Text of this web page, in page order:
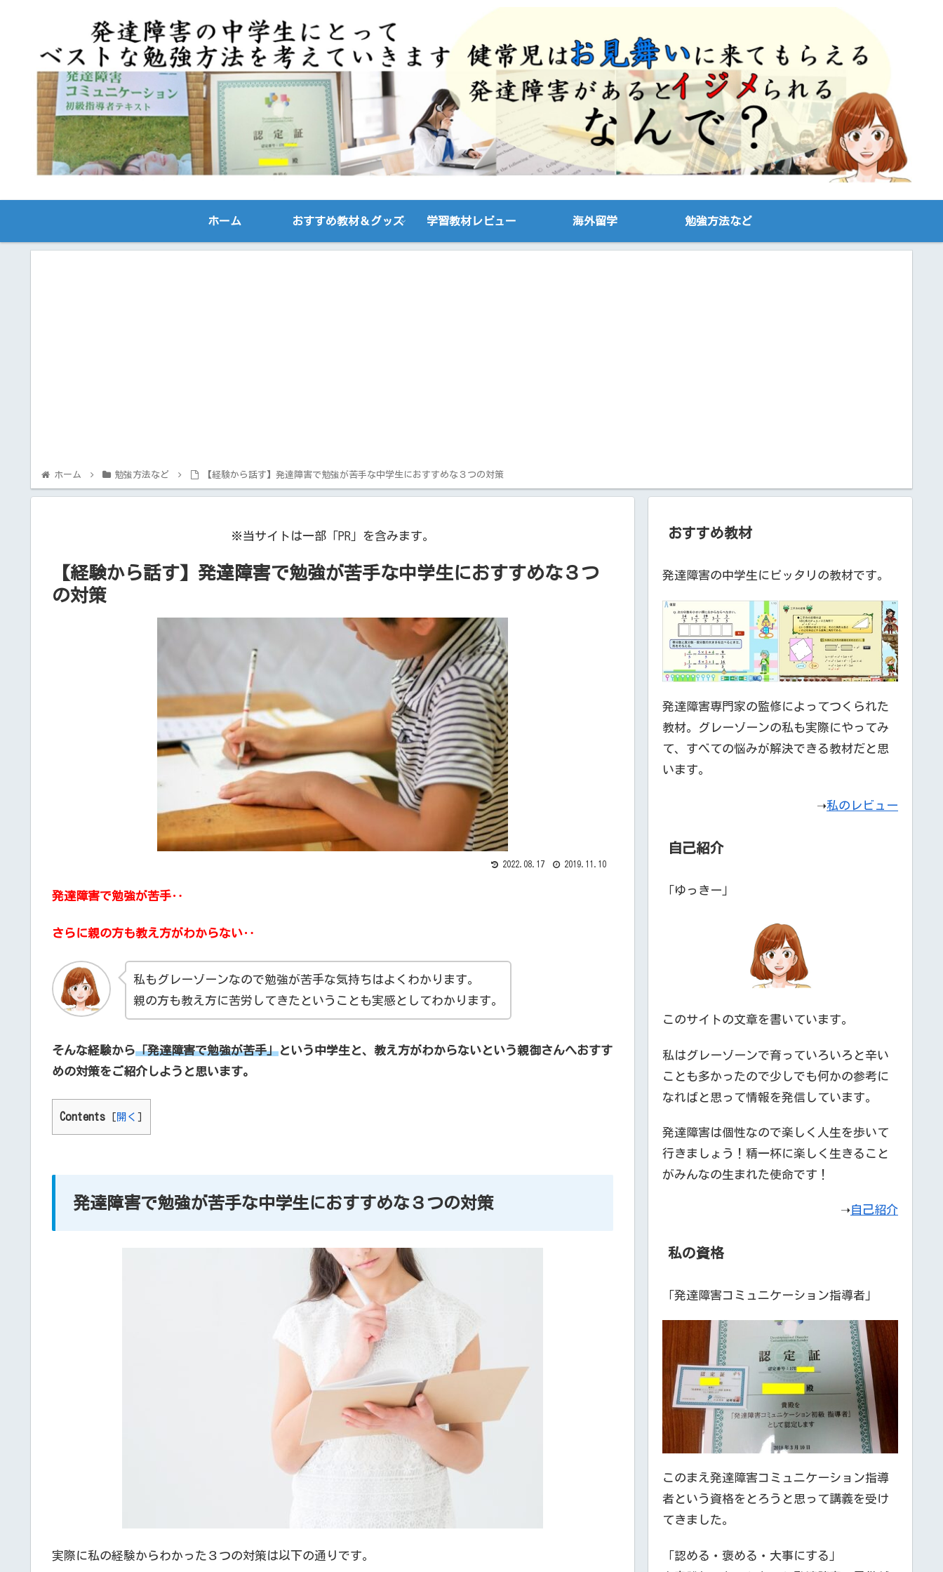
ホーム おすすめ教材＆グッズ 学習教材レビュー 海外留学 勉強方法など
ホーム 勉強方法など 【経験から話す】発達障害で勉強が苦手な中学生におすすめな３つの対策
※当サイトは一部「PR」を含みます。
【経験から話す】発達障害で勉強が苦手な中学生におすすめな３つ
の対策
2022.08.17 2019.11.10
発達障害で勉強が苦手‥
さらに親の方も教え方がわからない‥
私もグレーゾーンなので勉強が苦手な気持ちはよくわかります。
親の方も教え方に苦労してきたということも実感としてわかります。
そんな経験から「発達障害で勉強が苦手」という中学生と、教え方がわからないという親御さんへおすす
めの対策をご紹介しようと思います。
Contents [ 開く ]
発達障害で勉強が苦手な中学生におすすめな３つの対策
実際に私の経験からわかった３つの対策は以下の通りです。
おすすめ教材
発達障害の中学生にピッタリの教材です。
発達障害専門家の監修によってつくられた
教材。グレーゾーンの私も実際にやってみ
て、すべての悩みが解決できる教材だと思
います。
➝私のレビュー
自己紹介
「ゆっきー」
このサイトの文章を書いています。
私はグレーゾーンで育っていろいろと辛い
ことも多かったので少しでも何かの参考に
なればと思って情報を発信しています。
発達障害は個性なので楽しく人生を歩いて
行きましょう！精一杯に楽しく生きること
がみんなの生まれた使命です！
➝自己紹介
私の資格
「発達障害コミュニケーション指導者」
このまえ発達障害コミュニケーション指導
者という資格をとろうと思って講義を受け
てきました。
「認める・褒める・大事にする」